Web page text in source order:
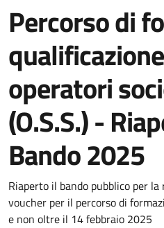
Percorso di
operatori
(O.S.S.) -
Bando 2025
Dettagli della
Riaperto il bando pubblico per la
voucher per il percorso di
e non oltre il 14 febbraio 2025